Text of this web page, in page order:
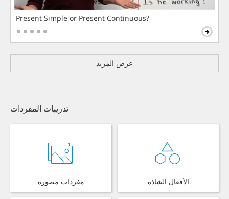
Present Simple or Present Continuous?
عرض المزيد
تدريبات المفردات
مفردات مصورة الأفعال الشاذة